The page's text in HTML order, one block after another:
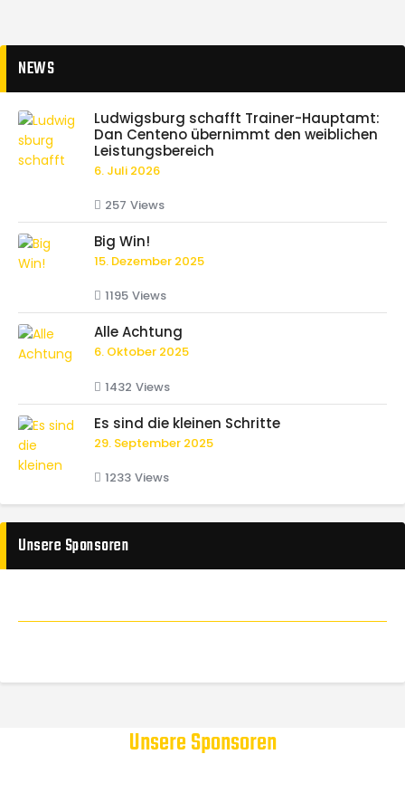
NEWS
Ludwigsburg schafft Trainer-Hauptamt:
Dan Centeno übernimmt den weiblichen
Leistungsbereich
6. Juli 2026
257 Views
Big Win!
15. Dezember 2025
1195 Views
Alle Achtung
6. Oktober 2025
1432 Views
Es sind die kleinen Schritte
29. September 2025
1233 Views
Unsere Sponsoren
Unsere Sponsoren